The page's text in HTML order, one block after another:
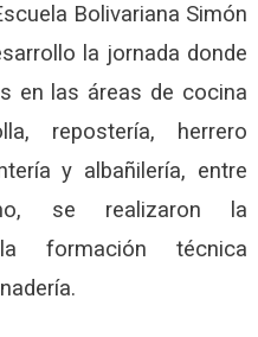
Bolivariana Simón
la jornada donde
en las áreas de cocina
repostería, herrero
y albañilería, entre
se realizaron la
formación técnica